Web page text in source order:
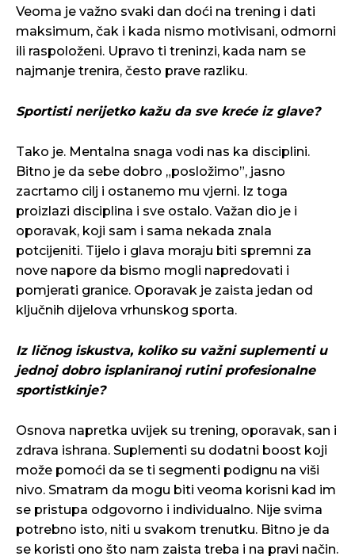
Veoma je važno svaki dan doći na trening i dati
maksimum, čak i kada nismo motivisani, odmorni
ili raspoloženi. Upravo ti treninzi, kada nam se
najmanje trenira, često prave razliku.
Sportisti nerijetko kažu da sve kreće iz glave?
Tako je. Mentalna snaga vodi nas ka disciplini.
Bitno je da sebe dobro „posložimo”, jasno
zacrtamo cilj i ostanemo mu vjerni. Iz toga
proizlazi disciplina i sve ostalo. Važan dio je i
oporavak, koji sam i sama nekada znala
potcijeniti. Tijelo i glava moraju biti spremni za
nove napore da bismo mogli napredovati i
pomjerati granice. Oporavak je zaista jedan od
ključnih dijelova vrhunskog sporta.
Iz ličnog iskustva, koliko su važni suplementi u
jednoj dobro isplaniranoj rutini profesionalne
sportistkinje?
Osnova napretka uvijek su trening, oporavak, san i
zdrava ishrana. Suplementi su dodatni boost koji
može pomoći da se ti segmenti podignu na viši
nivo. Smatram da mogu biti veoma korisni kad im
se pristupa odgovorno i individualno. Nije svima
potrebno isto, niti u svakom trenutku. Bitno je da
se koristi ono što nam zaista treba i na pravi način.